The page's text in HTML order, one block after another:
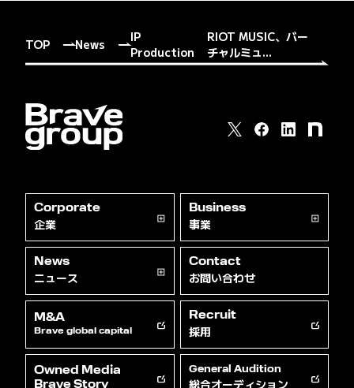
TOP News
IP
Production
RIOT MUSIC、バー
チャルミュ...
Corporate
企業
Business
事業
News
ニュース
Contact
お問い合わせ
M&A
Brave global capital
Recruit
採用
Owned Media
Brave Story
General Audition
総合オーディション